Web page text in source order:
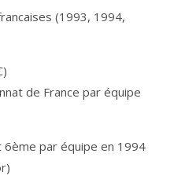
(1993, 1994,
de France par équipe
6ème par équipe en 1994